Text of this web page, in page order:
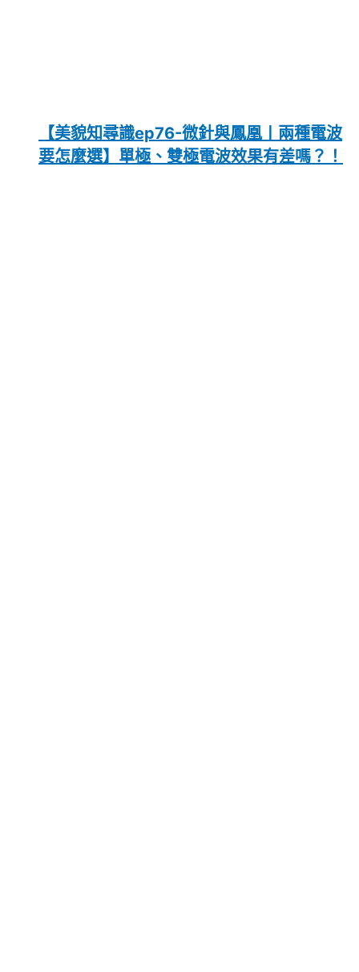
【美貌知尋識ep76-微針與鳳凰〡兩種電波
要怎麼選】單極、雙極電波效果有差嗎？！